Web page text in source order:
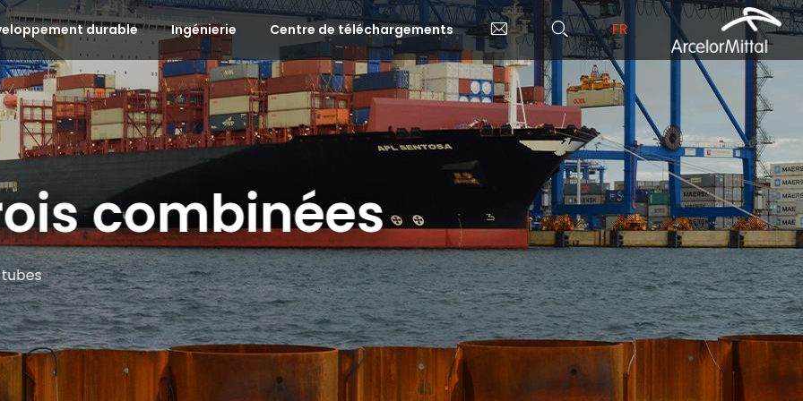
durable Ingénierie Centre de téléchargements FR
combinées
tubes